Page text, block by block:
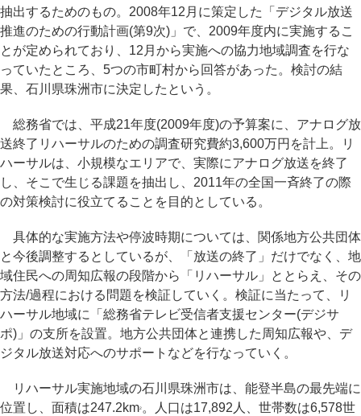
抽出するためのもの。2008年12月に策定した「デジタル放送
推進のための行動計画(第9次)」で、2009年度内に実施するこ
とが定められており、12月から実施への協力地域調査を行な
っていたところ、5つの市町村から回答があった。検討の結
果、石川県珠洲市に決定したという。
総務省では、平成21年度(2009年度)の予算案に、アナログ放
送終了リハーサルのための調査研究費約3,600万円を計上。リ
ハーサルは、小規模なエリアで、実際にアナログ放送を終了
し、そこで生じる課題を抽出し、2011年の全国一斉終了の際
の対策検討に役立てることを目的としている。
具体的な実施方法や停波時期については、関係地方公共団体
と今後調整するとしているが、「放送の終了」だけでなく、地
域住民への周知広報の段階から「リハーサル」ととらえ、その
方法/過程における問題を検証していく。検証に当たって、リ
ハーサル地域に「総務省テレビ受信者支援センター(デジサ
ポ)」の支所を設置。地方公共団体と連携した周知広報や、デ
ジタル放送対応へのサポートなどを行なっていく。
リハーサル実施地域の石川県珠洲市は、能登半島の最先端に
位置し、面積は247.2km2。人口は17,892人、世帯数は6,578世